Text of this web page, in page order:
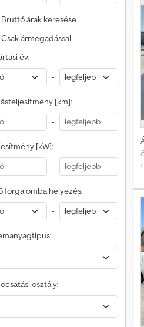
Bruttó árak keresése
Csak ármegadással
év:
-
[km]:
-
[kW]:
-
forgalomba helyezés:
-
osztály: